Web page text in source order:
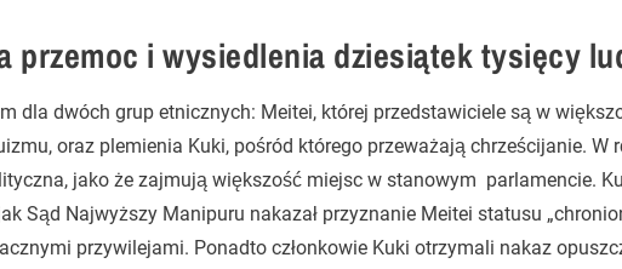
przemoc i wysiedlenia dziesiątek tysięcy
dla dwóch grup etnicznych: Meitei, której przedstawiciele są w
oraz plemienia Kuki, pośród którego przeważają chrześcijanie. W
jako że zajmują większość miejsc w stanowym parlamencie.
Sąd Najwyższy Manipuru nakazał przyznanie Meitei statusu
przywilejami. Ponadto członkowie Kuki otrzymali nakaz